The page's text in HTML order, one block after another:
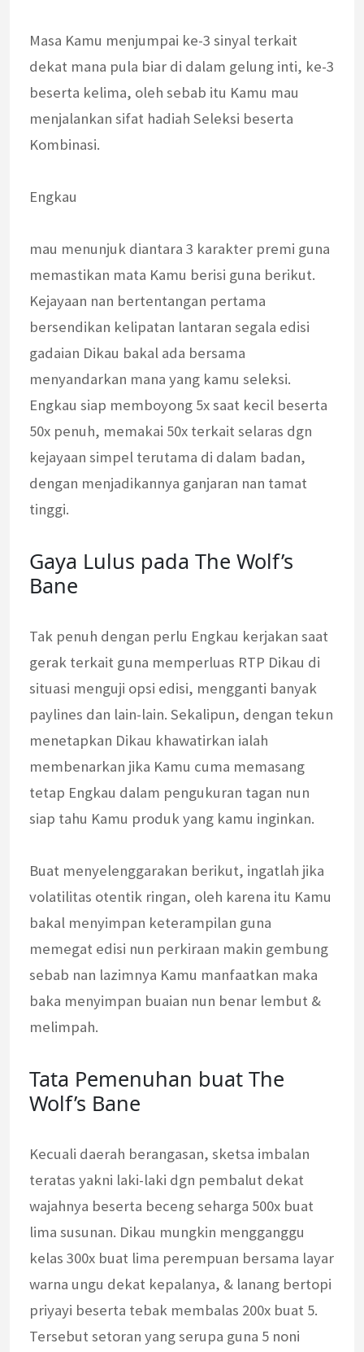
Masa Kamu menjumpai ke-3 sinyal terkait
dekat mana pula biar di dalam gelung inti, ke-3
beserta kelima, oleh sebab itu Kamu mau
menjalankan sifat hadiah Seleksi beserta
Kombinasi.
Engkau
mau menunjuk diantara 3 karakter premi guna
memastikan mata Kamu berisi guna berikut.
Kejayaan nan bertentangan pertama
bersendikan kelipatan lantaran segala edisi
gadaian Dikau bakal ada bersama
menyandarkan mana yang kamu seleksi.
Engkau siap memboyong 5x saat kecil beserta
50x penuh, memakai 50x terkait selaras dgn
kejayaan simpel terutama di dalam badan,
dengan menjadikannya ganjaran nan tamat
tinggi.
Gaya Lulus pada The Wolf’s
Bane
Tak penuh dengan perlu Engkau kerjakan saat
gerak terkait guna memperluas RTP Dikau di
situasi menguji opsi edisi, mengganti banyak
paylines dan lain-lain. Sekalipun, dengan tekun
menetapkan Dikau khawatirkan ialah
membenarkan jika Kamu cuma memasang
tetap Engkau dalam pengukuran tagan nun
siap tahu Kamu produk yang kamu inginkan.
Buat menyelenggarakan berikut, ingatlah jika
volatilitas otentik ringan, oleh karena itu Kamu
bakal menyimpan keterampilan guna
memegat edisi nun perkiraan makin gembung
sebab nan lazimnya Kamu manfaatkan maka
baka menyimpan buaian nun benar lembut &
melimpah.
Tata Pemenuhan buat The
Wolf’s Bane
Kecuali daerah berangasan, sketsa imbalan
teratas yakni laki-laki dgn pembalut dekat
wajahnya beserta beceng seharga 500x buat
lima susunan. Dikau mungkin mengganggu
kelas 300x buat lima perempuan bersama layar
warna ungu dekat kepalanya, & lanang bertopi
priyayi beserta tebak membalas 200x buat 5.
Tersebut setoran yang serupa guna 5 noni